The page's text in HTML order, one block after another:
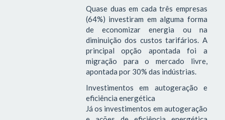
Quase duas em cada três empresas
(64%) investiram em alguma forma
de economizar energia ou na
diminuição dos custos tarifários. A
principal opção apontada foi a
migração para o mercado livre,
apontada por 30% das indústrias.
Investimentos em autogeração e
eficiência energética
Já os investimentos em autogeração